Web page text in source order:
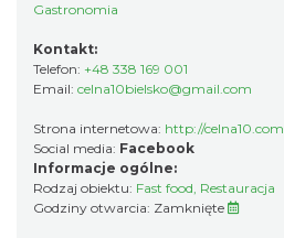
Gastronomia
Kontakt:
Telefon: +48 338 169 001
Email: celna10bielsko@gmail.com
Strona internetowa: http://celna10.com
Social media: Facebook
Informacje ogólne:
Rodzaj obiektu: Fast food, Restauracja
Godziny otwarcia: Zamknięte